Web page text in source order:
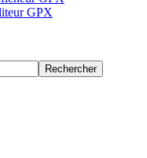
GPX
Rechercher